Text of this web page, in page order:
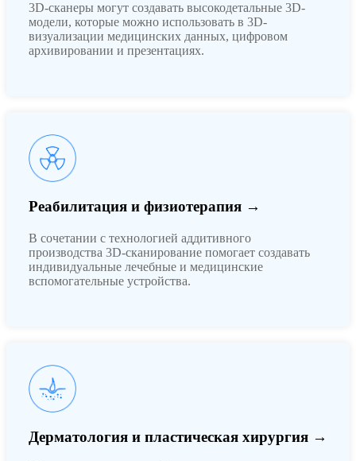
3D-сканеры могут создавать высокодетальные 3D-
модели, которые можно использовать в 3D-
визуализации медицинских данных, цифровом
архивировании и презентациях.
Реабилитация и физиотерапия →
В сочетании с технологией аддитивного
производства 3D-сканирование помогает создавать
индивидуальные лечебные и медицинские
вспомогательные устройства.
Дерматология и пластическая хирургия →